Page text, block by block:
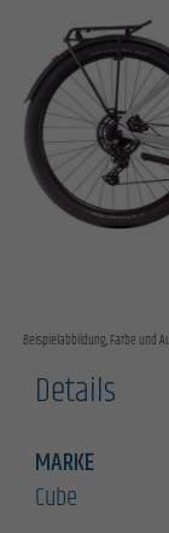
Beispielabbildung, Farbe und
Details
MARKE
Cube